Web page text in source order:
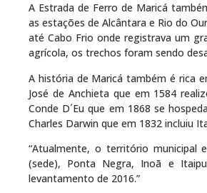
A Estrada de Ferro de Maricá
as estações de Alcântara e Rio do
até Cabo Frio onde registrava um
agrícola, os trechos foram sendo
A história de Maricá também é rica
José de Anchieta que em 1584
Conde D´Eu que em 1868 se
Charles Darwin que em 1832 incluiu
“Atualmente, o território municipal
(sede), Ponta Negra, Inoã e
levantamento de 2016.”